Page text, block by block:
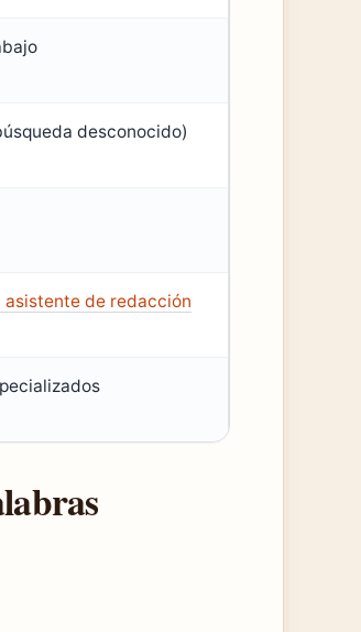
desconocido)
asistente de redacción